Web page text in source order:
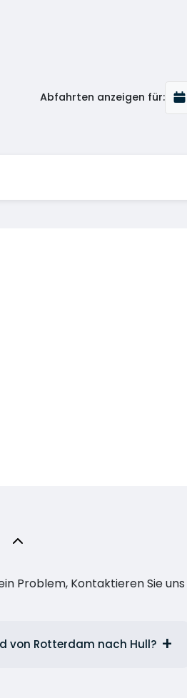
Abfahrten anzeigen für:
Problem, Kontaktieren Sie uns
von Rotterdam nach Hull?